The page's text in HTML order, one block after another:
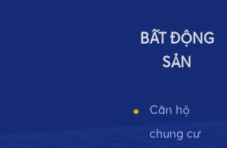
BẤT ĐỘNG
SẢN
Căn hộ
chung cư